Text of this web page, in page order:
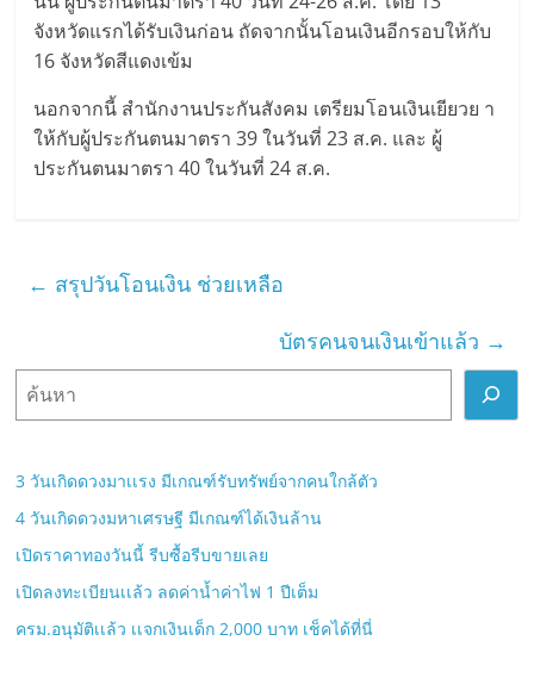
จังหวัดแรกได้รับเงินก่อน ถัดจากนั้นโอนเงินอีกรอบให้กับ
16 จังหวัดสีแดงเข้ม
นอกจากนี้ สำนักงานประกันสังคม เตรียมโอนเงินเยียวย า
ให้กับผู้ประกันตนมาตรา 39 ในวันที่ 23 ส.ค. และ ผู้
ประกันตนมาตรา 40 ในวันที่ 24 ส.ค.
← สรุปวันโอนเงิน ช่วยเหลือ
บัตรคนจนเงินเข้าแล้ว →
3 วันเกิดดวงมาเเรง มีเกณฑ์รับทรัพย์จากคนใกล้ตัว
4 วันเกิดดวงมหาเศรษฐี มีเกณฑ์ได้เงินล้าน
เปิดราคาทองวันนี้ รีบซื้อรีบขายเลย
เปิดลงทะเบียนเเล้ว ลดค่าน้ำค่าไฟ 1 ปีเต็ม
ครม.อนุมัติเเล้ว เเจกเงินเด็ก 2,000 บาท เช็คได้ที่นี่